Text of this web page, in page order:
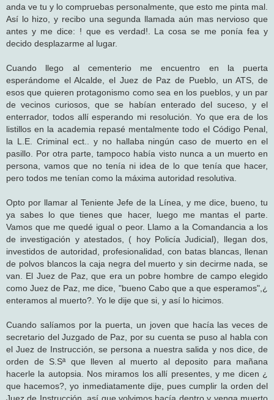
anda ve tu y lo compruebas personalmente, que esto me pinta mal.
Así lo hizo, y recibo una segunda llamada aún mas nervioso que
antes y me dice: ! que es verdad!. La cosa se me ponía fea y
decido desplazarme al lugar.
Cuando llego al cementerio me encuentro en la puerta
esperándome el Alcalde, el Juez de Paz de Pueblo, un ATS, de
esos que quieren protagonismo como sea en los pueblos, y un par
de vecinos curiosos, que se habían enterado del suceso, y el
enterrador, todos allí esperando mi resolución. Yo que era de los
listillos en la academia repasé mentalmente todo el Código Penal,
la L.E. Criminal ect.. y no hallaba ningún caso de muerto en el
pasillo. Por otra parte, tampoco había visto nunca a un muerto en
persona, vamos que no tenía ni idea de lo que tenía que hacer,
pero todos me tenían como la máxima autoridad resolutiva.
Opto por llamar al Teniente Jefe de la Línea, y me dice, bueno, tu
ya sabes lo que tienes que hacer, luego me mantas el parte.
Vamos que me quedé igual o peor. Llamo a la Comandancia a los
de investigación y atestados, ( hoy Policía Judicial), llegan dos,
investidos de autoridad, profesionalidad, con batas blancas, llenan
de polvos blancos la caja negra del muerto y sin decirme nada, se
van. El Juez de Paz, que era un pobre hombre de campo elegido
como Juez de Paz, me dice, "bueno Cabo que a que esperamos",¿
enteramos al muerto?. Yo le dije que si, y así lo hicimos.
Cuando salíamos por la puerta, un joven que hacía las veces de
secretario del Juzgado de Paz, por su cuenta se puso al habla con
el Juez de Instrucción, se persona a nuestra salida y nos dice, de
orden de S.Sª que lleven al muerto al deposito para mañana
hacerle la autopsia. Nos miramos los allí presentes, y me dicen ¿
que hacemos?, yo inmediatamente dije, pues cumplir la orden del
Juez de Instrucción, así que volvimos hacía dentro y venga muerto